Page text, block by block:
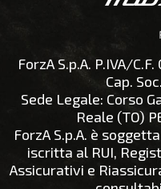
ForzA S.p.A. P.IVA/C.F.
Cap. Soc.
Sede Legale: Corso
Reale (TO)
ForzA S.p.A. è
iscritta al RUI,
Assicurativi e